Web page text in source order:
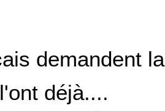
demandent la
déjà....